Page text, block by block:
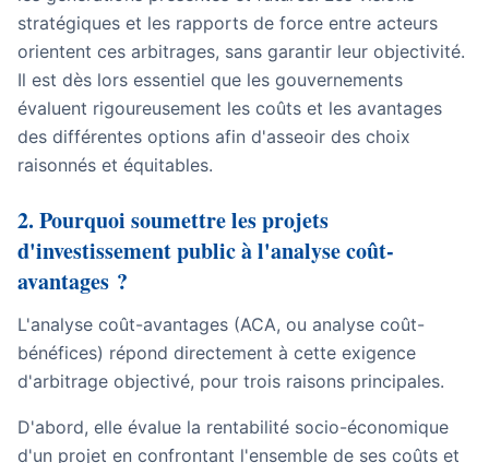
stratégiques et les rapports de force entre acteurs
orientent ces arbitrages, sans garantir leur objectivité.
Il est dès lors essentiel que les gouvernements
évaluent rigoureusement les coûts et les avantages
des différentes options afin d'asseoir des choix
raisonnés et équitables.
2. Pourquoi soumettre les projets
d'investissement public à l'analyse coût-
avantages ?
L'analyse coût-avantages (ACA, ou analyse coût-
bénéfices) répond directement à cette exigence
d'arbitrage objectivé, pour trois raisons principales.
D'abord, elle évalue la rentabilité socio-économique
d'un projet en confrontant l'ensemble de ses coûts et